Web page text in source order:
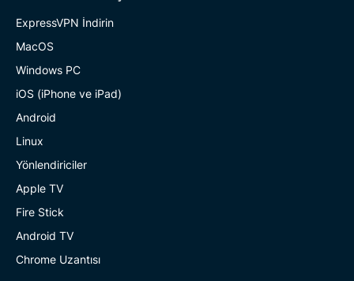
ExpressVPN İndirin
MacOS
Windows PC
iOS (iPhone ve iPad)
Android
Linux
Yönlendiriciler
Apple TV
Fire Stick
Android TV
Chrome Uzantısı